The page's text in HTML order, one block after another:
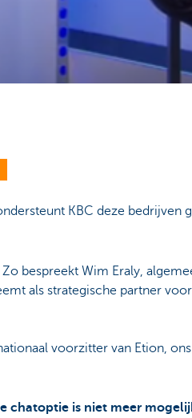
KBC deze bedrijven
bespreekt Wim Eraly,
als strategische partner
voorzitter van Etion,
chatoptie is niet meer